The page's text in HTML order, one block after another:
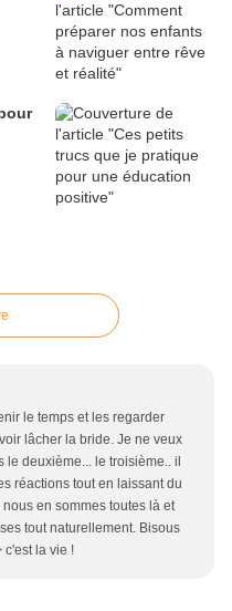
le temps et les regarder
lâcher la bride. Je ne veux
deuxième... le troisième.. il
réactions tout en laissant du
en sommes toutes là et
tout naturellement. Bisous
c'est la vie !